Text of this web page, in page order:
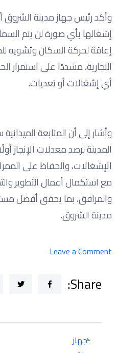
وأكد رئيس جهاز مدينة
إشغالها بأي صورة لن يتم
إعاقة لحركة السكان وتشويه
التجارية، مشددًا على استمرار
أي إشغالات أو تعديات.
وأشار إلى أن المتابعة
المدينة لرصد معدلات الإنجاز
الإشغالات، والحفاظ على
مع استكمال أعمال التطوير
والمرافق، بما يحقق أفضل
مدينة الشروق.
Leave a Comment
مدينة
جولات
Share: